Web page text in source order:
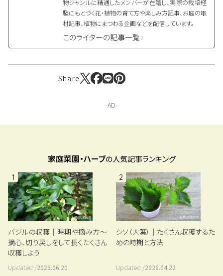
物ジャンルに精通したメンバーが在籍し、実際の栽培経
験にもとづく花・植物の育て方や楽しみ方記事、お庭の取
材記事、植物にまつわる企画などを配信しています。
このライターの記事一覧
Share
家庭菜園・ハーブの人気記事ランキング
1
バジルの収穫｜時期や摘み方～
摘心、切り戻しをして長くたくさん
収穫しよう
Updated /2025.06.20
2
シソ（大葉）｜たくさん収穫するた
めの時期と方法
Updated /2026.04.22